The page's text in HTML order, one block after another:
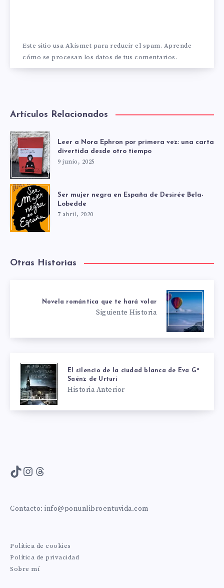
Este sitio usa Akismet para reducir el spam. Aprende
cómo se procesan los datos de tus comentarios.
Artículos Relacionados
Leer a Nora Ephron por primera vez: una carta
divertida desde otro tiempo
9 junio, 2025
Ser mujer negra en España de Desirée Bela-
Lobedde
7 abril, 2020
Otras Historias
Novela romántica que te hará volar
Siguiente Historia
El silencio de la ciudad blanca de Eva Gª
Saénz de Urturi
Historia Anterior
TikTok
Instagram
Threads
Contacto: info@ponunlibroentuvida.com
Política de cookies
Política de privacidad
Sobre mí